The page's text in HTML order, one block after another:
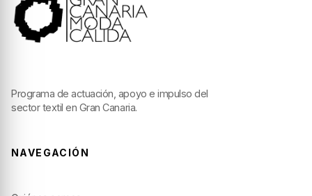
Programa de actuación, apoyo e impulso del
sector textil en Gran Canaria.
NAVEGACIÓN